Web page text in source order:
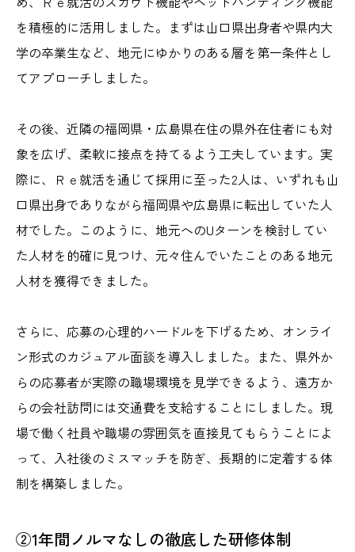
を積極的に活用しました。まずは山口県出身者や県内大
学の卒業生など、地元にゆかりのある層を第一条件とし
てアプローチしました。
その後、近隣の福岡県・広島県在住の県外在住者にも対
象を広げ、柔軟に接点を持てるよう工夫しています。実
際に、Ｒｅ就活を通じて採用に至った2人は、いずれも山
口県出身でありながら福岡県や広島県に転出していた人
材でした。このように、地元へのUターンを検討してい
た人材を的確に見つけ、元々住んでいたことのある地元
人材を獲得できました。
さらに、応募の心理的ハードルを下げるため、オンライ
ン形式のカジュアル面談を導入しました。また、県外か
らの応募者が実際の職場環境を見学できるよう、遠方か
らの会社訪問には交通費を支給することにしました。現
場で働く社員や職場の雰囲気を直接見てもらうことによ
って、入社後のミスマッチを防ぎ、長期的に定着する体
制を構築しました。
②1年間ノルマなしの徹底した研修体制